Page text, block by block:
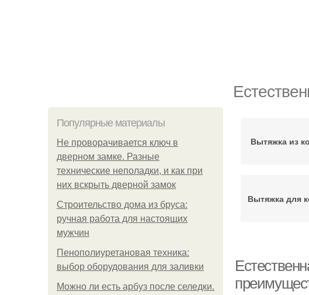
Популярные материалы
Не проворачивается ключ в
дверном замке. Разные
технические неполадки, и как при
них вскрыть дверной замок
Строительство дома из бруса:
ручная работа для настоящих
мужчин
Пенополиуретановая техника:
выбор оборудования для заливки
Можно ли есть арбуз после селедки.
Вытяжка из
Вытяжка для